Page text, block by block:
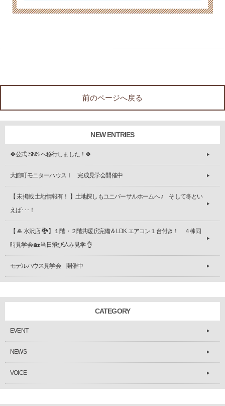
前のページへ戻る
NEW ENTRIES
🍀公式 SNS へ移行しました！🍀
大館町モニターハウスⅠ 完成見学会開催中
【 未掲載 土地情報有！ 】土地探しもユニバーサルホームへ ♪ そして冬とい
えば･･･！
【 🎍 水沢店 🐉 】１階・２階共暖房完備 & LDK エアコン１台付き！ ４棟同
時見学会 🏡 当日飛び込み見学 👌
モデルハウス見学会 開催中
CATEGORY
EVENT
NEWS
VOICE